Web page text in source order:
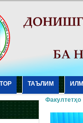
ТАЪЛИМ ИЛМ
Факултетҳо